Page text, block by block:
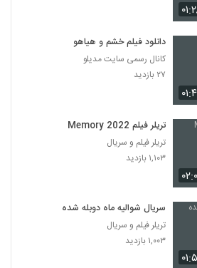
دانلود فیلم خشم و هیاهو
کانال رسمی سایت مدیلو
۲۷ بازدید
تریلر فیلم Memory 2022
تریلر فیلم و سریال
۱,۱۰۳ بازدید
سریال شوالیه ماه دوبله شده
تریلر فیلم و سریال
۱,۰۰۳ بازدید